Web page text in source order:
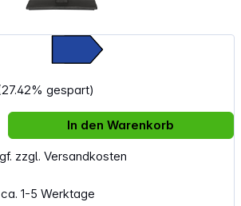
gespart)
zzgl. Versandkosten
1-5 Werktage
Gib den gewünschten
In den Warenkorb